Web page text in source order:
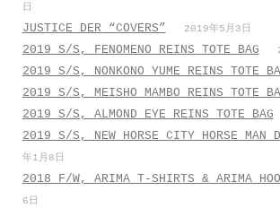
日
JUSTICE DER “COVERS” 2019年5月3日
2019 S/S, FENOMENO REINS TOTE BAG
2019 S/S, NONKONO YUME REINS TOTE
2019 S/S, MEISHO MAMBO REINS TOTE
2019 S/S, ALMOND EYE REINS TOTE BAG
2019 S/S, NEW HORSE CITY HORSE MAN
年1月8日
2018 F/W, ARIMA T-SHIRTS & ARIMA
6日